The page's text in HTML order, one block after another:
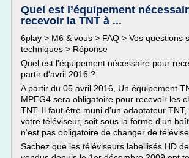
Quel est l’équipement
recevoir la TNT à ...
6play > M6 & vous > FAQ > Vos questions
techniques > Réponse
Quel est l'équipement nécessaire pour
partir d'avril 2016 ?
A partir du 05 avril 2016, Un équipement
MPEG4 sera obligatoire pour recevoir les
TNT. Il faut être muni d'un adaptateur
votre téléviseur, soit sous la forme d'un
n'est pas obligatoire de changer de
Sachez que les téléviseurs labellisés HD